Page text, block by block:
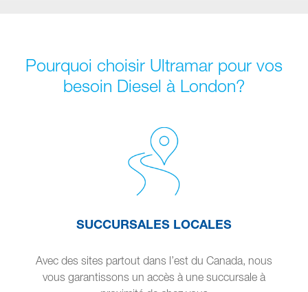
Pourquoi choisir Ultramar pour vos
besoin Diesel à London?
SUCCURSALES LOCALES
Avec des sites partout dans l’est du Canada, nous
vous garantissons un accès à une succursale à